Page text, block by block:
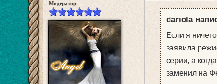
Модератор
dariola
Если я
заявила
серии, а
заменил на